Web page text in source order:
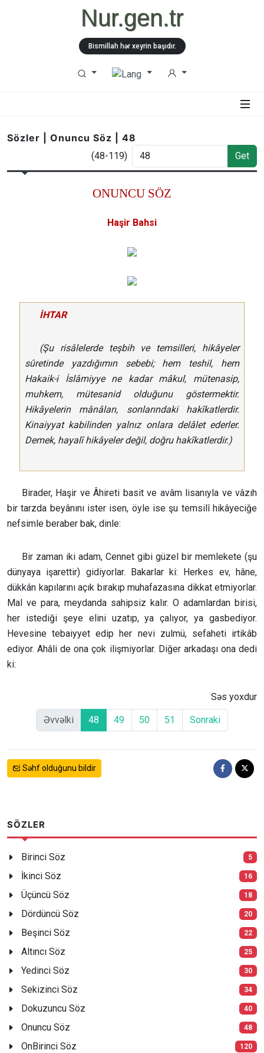
Nur.gen.tr
Bismillah hər xeyrin başıdır.
Sözler | Onuncu Söz | 48
(48-119) Get
ONUNCU SÖZ
Haşir Bahsi
İHTAR
(Şu risâlelerde teşbih ve temsilleri, hikâyeler
sûretinde yazdığımın sebebi; hem teshil, hem
Hakaik-i İslâmiyye ne kadar mâkul, mütenasip,
muhkem, mütesanid olduğunu göstermektir.
Hikâyelerin mânâları, sonlarındaki hakîkatlerdir.
Kinaiyyat kabilinden yalnız onlara delâlet ederler.
Demek, hayalî hikâyeler değil, doğru hakîkatlerdir.)
Birader, Haşir ve Âhireti basit ve avâm lisanıyla ve vâzıh
bir tarzda beyânını ister isen, öyle ise şu temsilî hikâyeciğe
nefsimle beraber bak, dinle:
Bir zaman iki adam, Cennet gibi güzel bir memlekete (şu
dünyaya işarettir) gidiyorlar. Bakarlar ki: Herkes ev, hâne,
dükkân kapılarını açık bırakıp muhafazasına dikkat etmiyorlar.
Mal ve para, meydanda sahipsiz kalır. O adamlardan birisi,
her istediği şeye elini uzatıp, ya çalıyor, ya gasbediyor.
Hevesine tebaiyyet edip her nevi zulmü, sefaheti irtikâb
ediyor. Ahâli de ona çok ilişmiyorlar. Diğer arkadaşı ona dedi
ki:
Səs yoxdur
Əvvəlki 48 49 50 51 Sonraki
Səhf olduğunu bildir
SÖZLER
Birinci Söz 5
İkinci Söz 16
Üçüncü Söz 18
Dördüncü Söz 20
Beşinci Söz 22
Altıncı Söz 25
Yedinci Söz 30
Sekizinci Söz 34
Dokuzuncu Söz 40
Onuncu Söz 48
OnBirinci Söz 120